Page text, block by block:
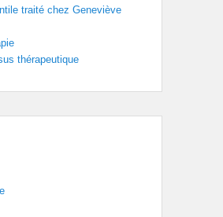
traité chez Geneviève
thérapeutique